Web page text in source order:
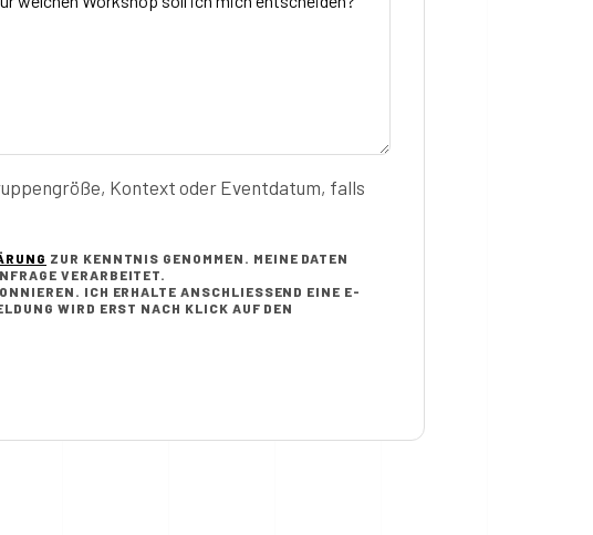
Kontext oder Eventdatum, falls
ZUR KENNTNIS GENOMMEN. MEINE DATEN
VERARBEITET.
ICH ERHALTE ANSCHLIESSEND EINE E-M
WIRD ERST NACH KLICK AUF DEN B